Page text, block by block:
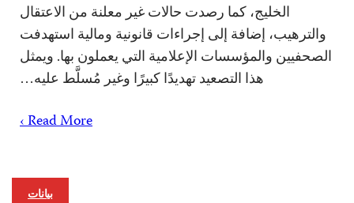
الخليج، كما رصدت حالات غير معلنة من الاعتقال
والترهيب، إضافة إلى إجراءات قانونية ومالية استهدفت
الصحفيين والمؤسسات الإعلامية التي يعملون بها. ويمثل
هذا التصعيد تهديدًا كبيرًا وغير مُسلَّط عليه…
Read More ›
بيانات